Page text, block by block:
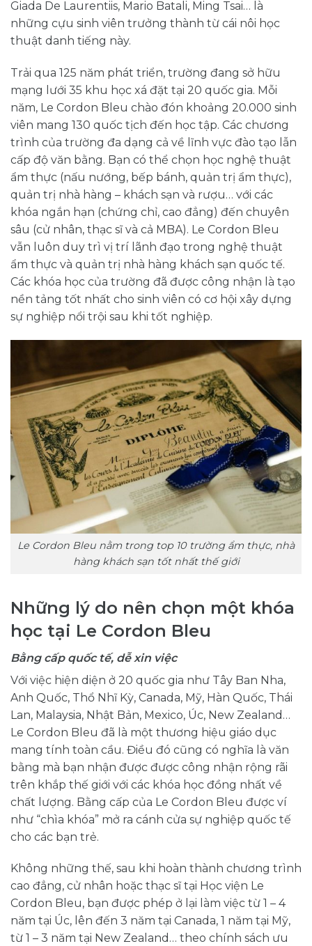
Giada De Laurentiis, Mario Batali, Ming Tsai… là
những cựu sinh viên trưởng thành từ cái nôi học
thuật danh tiếng này.
Trải qua 125 năm phát triển, trường đang sở hữu
mạng lưới 35 khu học xá đặt tại 20 quốc gia. Mỗi
năm, Le Cordon Bleu chào đón khoảng 20.000 sinh
viên mang 130 quốc tịch đến học tập. Các chương
trình của trường đa dạng cả về lĩnh vực đào tạo lẫn
cấp độ văn bằng. Bạn có thể chọn học nghệ thuật
ẩm thực (nấu nướng, bếp bánh, quản trị ẩm thực),
quản trị nhà hàng – khách sạn và rượu… với các
khóa ngắn hạn (chứng chỉ, cao đẳng) đến chuyên
sâu (cử nhân, thạc sĩ và cả MBA). Le Cordon Bleu
vẫn luôn duy trì vị trí lãnh đạo trong nghệ thuật
ẩm thực và quản trị nhà hàng khách sạn quốc tế.
Các khóa học của trường đã được công nhận là tạo
nền tảng tốt nhất cho sinh viên có cơ hội xây dựng
sự nghiệp nổi trội sau khi tốt nghiệp.
Le Cordon Bleu nằm trong top 10 trường ẩm thực, nhà
hàng khách sạn tốt nhất thế giới
Những lý do nên chọn một khóa
học tại Le Cordon Bleu
Bằng cấp quốc tế, dễ xin việc
Với việc hiện diện ở 20 quốc gia như Tây Ban Nha,
Anh Quốc, Thổ Nhĩ Kỳ, Canada, Mỹ, Hàn Quốc, Thái
Lan, Malaysia, Nhật Bản, Mexico, Úc, New Zealand…
Le Cordon Bleu đã là một thương hiệu giáo dục
mang tính toàn cầu. Điều đó cũng có nghĩa là văn
bằng mà bạn nhận được được công nhận rộng rãi
trên khắp thế giới với các khóa học đồng nhất về
chất lượng. Bằng cấp của Le Cordon Bleu được ví
như “chìa khóa” mở ra cánh cửa sự nghiệp quốc tế
cho các bạn trẻ.
Không những thế, sau khi hoàn thành chương trình
cao đẳng, cử nhân hoặc thạc sĩ tại Học viện Le
Cordon Bleu, bạn được phép ở lại làm việc từ 1 – 4
năm tại Úc, lên đến 3 năm tại Canada, 1 năm tại Mỹ,
từ 1 – 3 năm tại New Zealand… theo chính sách ưu